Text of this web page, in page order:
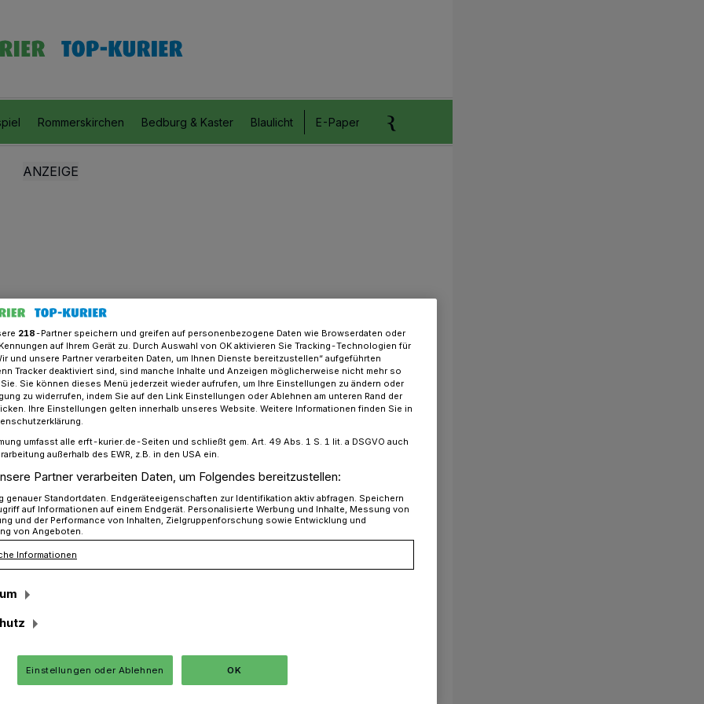
Rommerskirchen Bedburg & Kaster Blaulicht E-Paper Anzeigen aufgeben
in Jüchen
in
aus Jüchen war am Donnerstag, gegen
der Aldenhovener Straße in Richtung
langgezogenen Linkskurve kam sie
ungeklärter Ursache von der Fahrbahn
Baum.
218-Partner speichern und greifen auf personenbezogene Daten wie Browserdaten oder
auf Ihrem Gerät zu. Durch Auswahl von OK aktivieren Sie Tracking-Technologien für
und unsere Partner verarbeiten Daten, um Ihnen Dienste bereitzustellen“ aufgeführten
Tracker deaktiviert sind, sind manche Inhalte und Anzeigen möglicherweise nicht mehr so
Sie können dieses Menü jederzeit wieder aufrufen, um Ihre Einstellungen zu ändern oder
zu widerrufen, indem Sie auf den Link Einstellungen oder Ablehnen am unteren Rand der
Ihre Einstellungen gelten innerhalb unseres Website. Weitere Informationen finden Sie in
umfasst alle erft-kurier.de-Seiten und schließt gem. Art. 49 Abs. 1 S. 1 lit. a DSGVO auch
außerhalb des EWR, z.B. in den USA ein.
Partner verarbeiten Daten, um Folgendes bereitzustellen:
genauer Standortdaten. Endgeräteeigenschaften zur Identifikation aktiv abfragen. Speichern
auf Informationen auf einem Endgerät. Personalisierte Werbung und Inhalte, Messung von
und der Performance von Inhalten, Zielgruppenforschung sowie Entwicklung und
von Angeboten.
Informationen
Einstellungen oder Ablehnen OK